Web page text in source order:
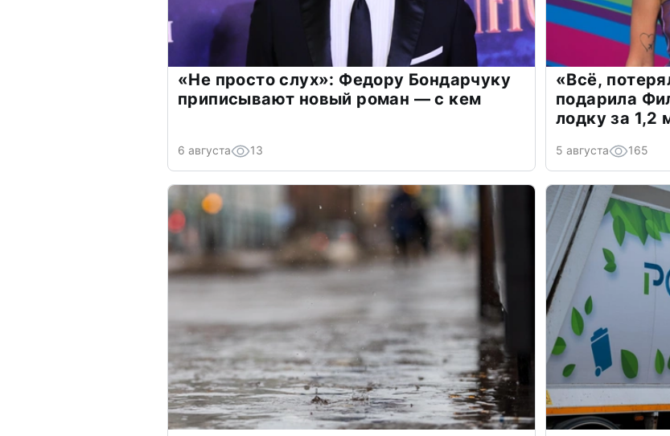
«Не просто слух»: Федору Бондарчуку
приписывают новый роман — с кем
6 августа 13
«Всё,
подарила
лодку за 1,2
5 августа 165